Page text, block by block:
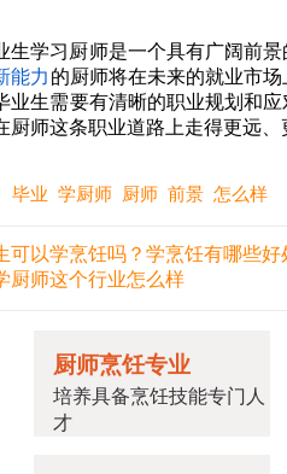
生学习厨师是一个具有广阔前
能力 的厨师将在未来的就业市
业生需要有清晰的职业规划和
厨师这条职业道路上走得更远、
毕业 学厨师 厨师 前景 怎么样
可以学烹饪吗？学烹饪有哪些好
厨师这个行业怎么样
厨师烹饪专业
培养具备烹饪技能专门人
才